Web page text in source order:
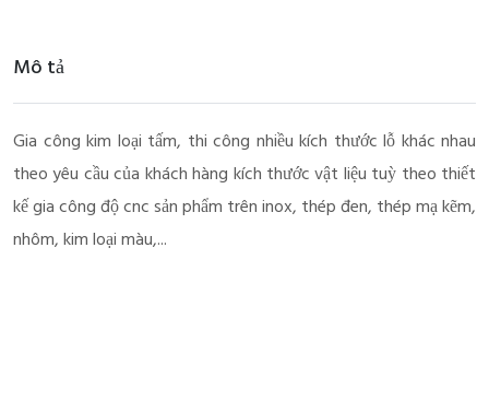
Mô tả
Gia công kim loại tấm, thi công nhiều kích thước lỗ khác nhau
theo yêu cầu của khách hàng kích thước vật liệu tuỳ theo thiết
kế gia công độ cnc sản phẩm trên inox, thép đen, thép mạ kẽm,
nhôm, kim loại màu,...